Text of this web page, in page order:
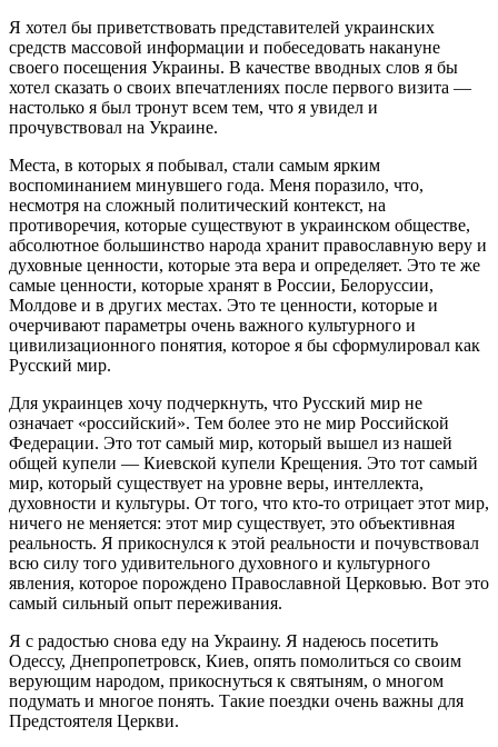
Я хотел бы приветствовать представителей украинских
средств массовой информации и побеседовать накануне
своего посещения Украины. В качестве вводных слов я бы
хотел сказать о своих впечатлениях после первого визита —
настолько я был тронут всем тем, что я увидел и
прочувствовал на Украине.
Места, в которых я побывал, стали самым ярким
воспоминанием минувшего года. Меня поразило, что,
несмотря на сложный политический контекст, на
противоречия, которые существуют в украинском обществе,
абсолютное большинство народа хранит православную веру и
духовные ценности, которые эта вера и определяет. Это те же
самые ценности, которые хранят в России, Белоруссии,
Молдове и в других местах. Это те ценности, которые и
очерчивают параметры очень важного культурного и
цивилизационного понятия, которое я бы сформулировал как
Русский мир.
Для украинцев хочу подчеркнуть, что Русский мир не
означает «российский». Тем более это не мир Российской
Федерации. Это тот самый мир, который вышел из нашей
общей купели — Киевской купели Крещения. Это тот самый
мир, который существует на уровне веры, интеллекта,
духовности и культуры. От того, что кто-то отрицает этот мир,
ничего не меняется: этот мир существует, это объективная
реальность. Я прикоснулся к этой реальности и почувствовал
всю силу того удивительного духовного и культурного
явления, которое порождено Православной Церковью. Вот это
самый сильный опыт переживания.
Я с радостью снова еду на Украину. Я надеюсь посетить
Одессу, Днепропетровск, Киев, опять помолиться со своим
верующим народом, прикоснуться к святыням, о многом
подумать и многое понять. Такие поездки очень важны для
Предстоятеля Церкви.